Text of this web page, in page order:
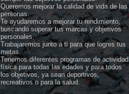
Queremos mejorar la calidad de vida de las
personas.
Te ayudaremos a mejorar tu rendimiento,
buscando superar tus marcas y objetivos
personales.
Trabajaremos junto a ti para que logres tus
metas.
Tenemos diferentes programas de actividad
física para todas las edades y para todos
los objetivos, ya sean deportivos,
recreativos o para la salud.